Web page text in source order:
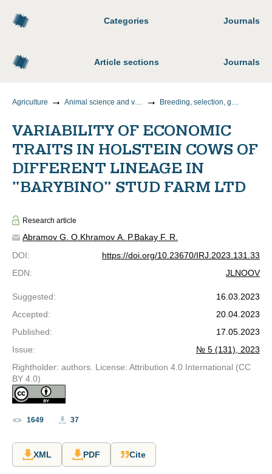
Categories Journals
Article sections Journals
Agriculture Animal science and veterinary medicine Breeding, selection, genetics and biotechnology of animals
VARIABILITY OF ECONOMIC
TRAITS IN HOLSTEIN COWS OF
DIFFERENT LINEAGE IN
"BARYBINO" STUD FARM LTD
Research article
Abramov G. O. Khramov A. P.Bakay F. R.
DOI:
https://doi.org/10.23670/IRJ.2023.131.33
EDN: JLNOOV
Suggested:
16.03.2023
Accepted:
20.04.2023
Published:
17.05.2023
Issue:
№ 5 (131), 2023
Rightholder: authors. License: Attribution 4.0 International (CC
BY 4.0)
1649 37
XML PDF Cite